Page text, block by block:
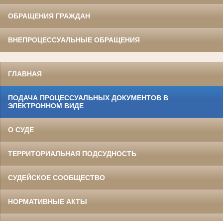
ОБРАЩЕНИЯ ГРАЖДАН
ВНЕПРОЦЕССУАЛЬНЫЕ ОБРАЩЕНИЯ
ГЛАВНАЯ
ПОДАЧА ПРОЦЕССУАЛЬНЫХ ДОКУМЕНТОВ В
ЭЛЕКТРОННОМ ВИДЕ
О СУДЕ
ТЕРРИТОРИАЛЬНАЯ ПОДСУДНОСТЬ
СУДЕЙСКОЕ СООБЩЕСТВО
НОРМАТИВНЫЕ АКТЫ